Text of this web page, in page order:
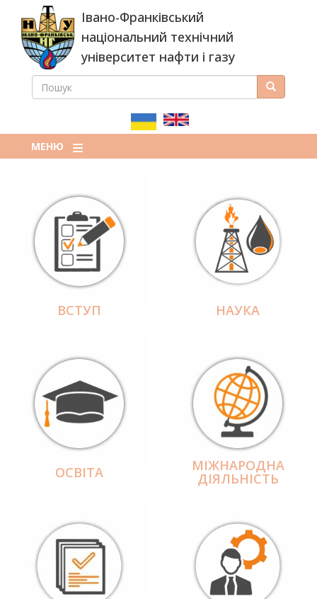
основного
вмісту
Івано-Франківський
національний технічний
університет нафти і газу
ПОШУКОВА
ПОШУК Пошук
МЕНЮ
ВСТУП НАУКА
ОСВІТА МІЖНАРОДНА
ДІЯЛЬНІCТЬ